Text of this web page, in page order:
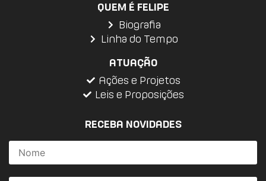
QUEM É FELIPE
Biografia
Linha do Tempo
ATUAÇÃO
Ações e Projetos
Leis e Proposições
RECEBA NOVIDADES